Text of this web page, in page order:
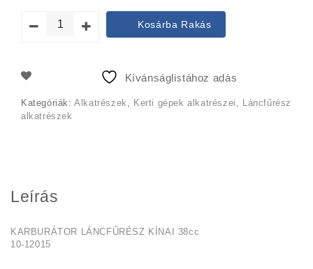
price
was:
3
price
is:
Kosárba Rakás
Kívánságlistához adás
Kategóriák:Alkatrészek , Kerti gépek alkatrészei , Láncfűrész
alkatrészek
Leírás
KARBURÁTOR LÁNCFŰRÉSZ KÍNAI 38cc
10-12015